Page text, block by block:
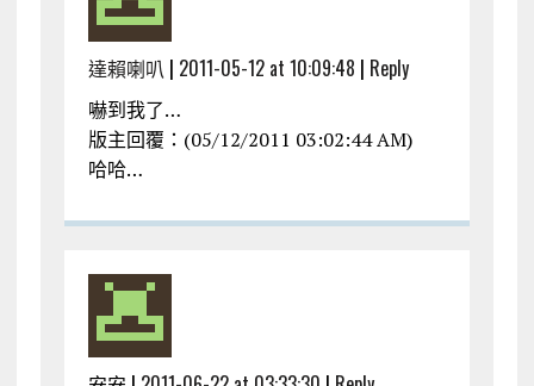
達賴喇叭 | 2011-05-12 at 10:09:48 | Reply
嚇到我了…
版主回覆：(05/12/2011 03:02:44 AM)
哈哈…